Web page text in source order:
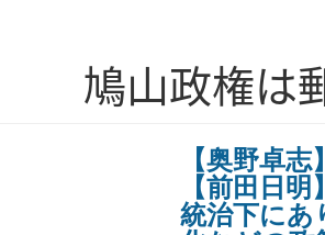
鳩山政権は
【奥野卓
【前田日
統治下にあ